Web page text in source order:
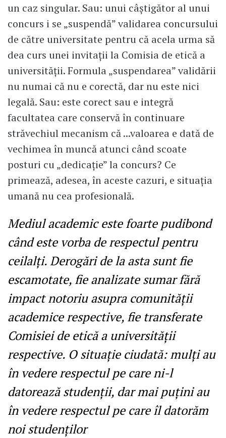
un caz singular. Sau: unui câștigător al unui
concurs i se „suspendă” validarea concursului
de către universitate pentru că acela urma să
dea curs unei invitații la Comisia de etică a
universității. Formula „suspendarea” validării
nu numai că nu e corectă, dar nu este nici
legală. Sau: este corect sau e integră
facultatea care conservă în continuare
străvechiul mecanism că ...valoarea e dată de
vechimea în muncă atunci când scoate
posturi cu „dedicație” la concurs? Ce
primează, adesea, în aceste cazuri, e situația
umană nu cea profesională.
Mediul academic este foarte pudibond
când este vorba de respectul pentru
ceilalți. Derogări de la asta sunt fie
escamotate, fie analizate sumar fără
impact notoriu asupra comunității
academice respective, fie transferate
Comisiei de etică a universității
respective. O situație ciudată: mulți au
în vedere respectul pe care ni-l
datorează studenții, dar mai puțini au
în vedere respectul pe care îl datorăm
noi studenților